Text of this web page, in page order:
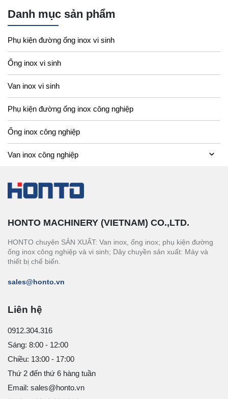
Danh mục sản phẩm
Phụ kiện đường ống inox vi sinh
Ống inox vi sinh
Van inox vi sinh
Phụ kiện đường ống inox công nghiệp
Ống inox công nghiệp
Van inox công nghiệp
HONTO MACHINERY (VIETNAM) CO.,LTD.
HONTO chuyên SẢN XUẤT: Van inox, ống inox; phụ kiện đường
ống inox công nghiệp và vi sinh; Dây chuyền sản xuất: Máy và
thiết bị chế biến.
sales@honto.vn
Liên hệ
0912.304.316
Sáng: 8:00 - 12:00
Chiều: 13:00 - 17:00
Thứ 2 đến thứ 6 hàng tuần
Email: sales@honto.vn